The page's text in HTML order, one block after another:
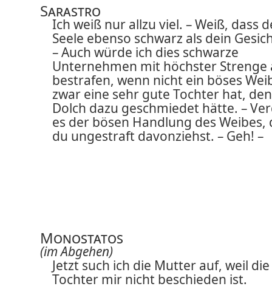
Sarastro
Ich weiß nur allzu viel. – Weiß, dass
Seele ebenso schwarz als dein
– Auch würde ich dies schwarze
Unternehmen mit höchster Strenge
bestrafen, wenn nicht ein böses
zwar eine sehr gute Tochter hat, den
Dolch dazu geschmiedet hätte. –
es der bösen Handlung des Weibes,
du ungestraft davonziehst. – Geh! –
Monostatos
(im Abgehen)
Jetzt such ich die Mutter auf, weil die
Tochter mir nicht beschieden ist.